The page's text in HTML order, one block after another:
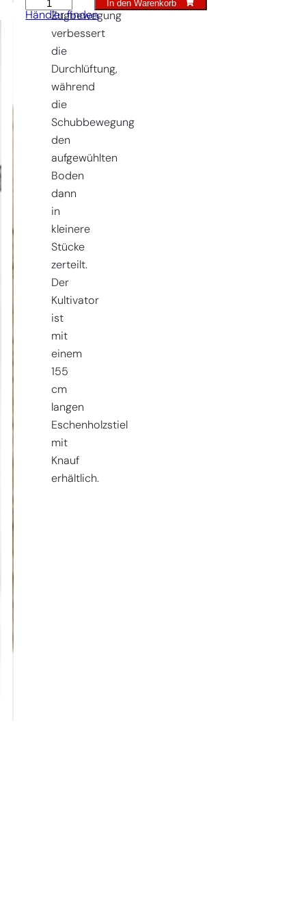
Kultivator
3z
Menge
In den Warenkorb
Händler finden
Zugbewegung
verbessert
die
Durchlüftung,
während
die
Schubbewegung
den
aufgewühlten
Boden
dann
in
kleinere
Stücke
zerteilt.
Der
Kultivator
ist
mit
einem
155
cm
langen
Eschenholzstiel
mit
Knauf
erhältlich.